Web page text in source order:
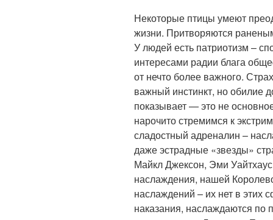
Некоторые птицы умеют
жизни. Притворяются
У людей есть патриотизм –
интересами радии блага
от нечто более важного.
важный инстинкт, но обилие
показывает — это не
нарочито стремимся к
сладостный адреналин –
даже эстрадные «звезды»
Майкл Джексон, Эми
наслаждения, нашей
наслаждений – их нет в этих
наказания, наслаждаются